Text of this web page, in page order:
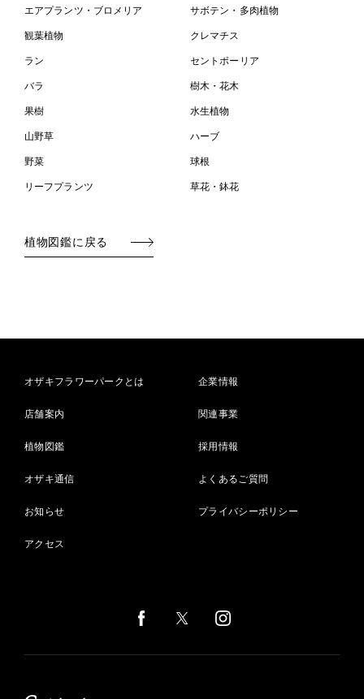
エアプランツ・ブロメリア サボテン・多肉植物
観葉植物 クレマチス
ラン セントポーリア
バラ 樹木・花木
果樹 水生植物
山野草 ハーブ
野菜 球根
リーフプランツ 草花・鉢花
植物図鑑に戻る
オザキフラワーパークとは
店舗案内
植物図鑑
オザキ通信
お知らせ
アクセス
企業情報
関連事業
採用情報
よくあるご質問
プライバシーポリシー